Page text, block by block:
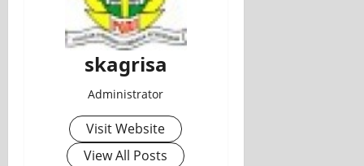
skagrisa
Administrator
Visit Website
View All Posts